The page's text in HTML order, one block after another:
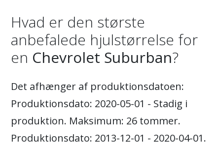
Hvad er den største
anbefalede hjulstørrelse for
en Chevrolet Suburban?
Det afhænger af produktionsdatoen:
Produktionsdato: 2020-05-01 - Stadig i
produktion. Maksimum: 26 tommer.
Produktionsdato: 2013-12-01 - 2020-04-01.